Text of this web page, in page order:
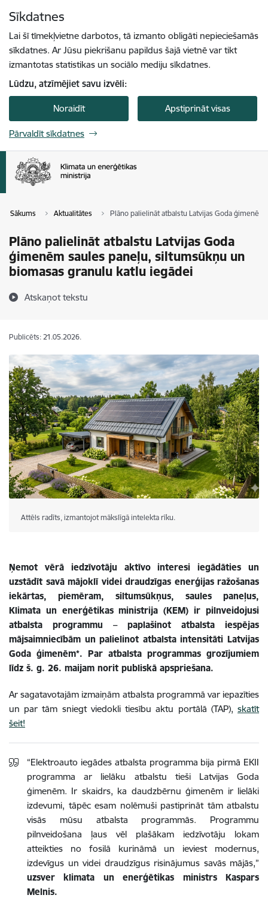
Sīkdatnes
Lai šī tīmekļvietne darbotos, tā izmanto obligāti nepieciešamās
sīkdatnes. Ar Jūsu piekrišanu papildus šajā vietnē var tikt
izmantotas statistikas un sociālo mediju sīkdatnes.
Lūdzu, atzīmējiet savu izvēli:
Noraidīt Apstiprināt visas
Pārvaldīt sīkdatnes
Sākums Aktualitātes Plāno palielināt atbalstu Latvijas Goda
Plāno palielināt atbalstu Latvijas Goda
ģimenēm saules paneļu, siltumsūkņu un
biomasas granulu katlu iegādei
Atskaņot tekstu
Publicēts: 21.05.2026.
Attēls radīts, izmantojot mākslīgā intelekta rīku.
Ņemot vērā iedzīvotāju aktīvo interesi iegādāties un
uzstādīt savā mājoklī videi draudzīgas enerģijas ražošanas
iekārtas, piemēram, siltumsūkņus, saules paneļus,
Klimata un enerģētikas ministrija (KEM) ir pilnveidojusi
atbalsta programmu – paplašinot atbalsta iespējas
mājsaimniecībām un palielinot atbalsta intensitāti Latvijas
Goda ģimenēm*. Par atbalsta programmas grozījumiem
līdz š. g. 26. maijam norit publiskā apspriešana.
Ar sagatavotajām izmaiņām atbalsta programmā var iepazīties
un par tām sniegt viedokli tiesību aktu portālā (TAP), skatīt
šeit!
“Elektroauto iegādes atbalsta programma bija pirmā EKII
programma ar lielāku atbalstu tieši Latvijas Goda
ģimenēm. Ir skaidrs, ka daudzbērnu ģimenēm ir lielāki
izdevumi, tāpēc esam nolēmuši pastiprināt tām atbalstu
visās mūsu atbalsta programmās. Programmu
pilnveidošana ļaus vēl plašākam iedzīvotāju lokam
atteikties no fosilā kurināmā un ieviest modernus,
izdevīgus un videi draudzīgus risinājumus savās mājās,”
uzsver klimata un enerģētikas ministrs Kaspars
Melnis.